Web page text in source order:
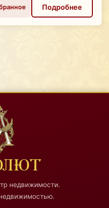
Подробнее
недвижимости.